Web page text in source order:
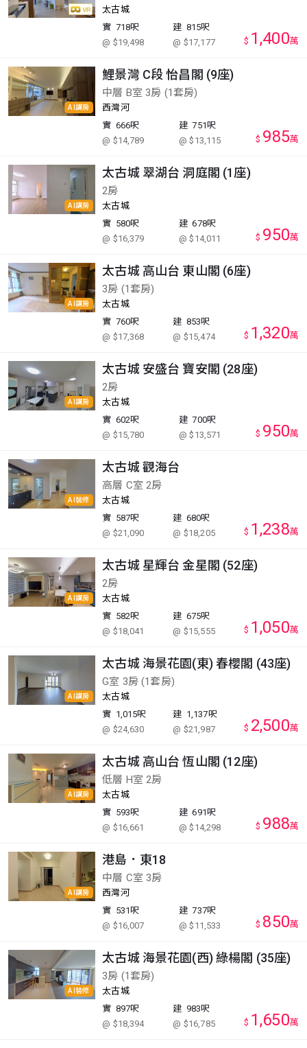
太古城
實 718呎
@ $19,498
建 815呎
@ $17,177
$ 1,400萬
AI講房
鯉景灣 C段 怡昌閣 (9座)
中層 B室 3房 (1套房)
西灣河
實 666呎
@ $14,789
建 751呎
@ $13,115
$ 985萬
AI講房
太古城 翠湖台 洞庭閣 (1座)
2房
太古城
實 580呎
@ $16,379
建 678呎
@ $14,011
$ 950萬
AI講房
太古城 高山台 東山閣 (6座)
3房 (1套房)
太古城
實 760呎
@ $17,368
建 853呎
@ $15,474
$ 1,320萬
AI講房
太古城 安盛台 寶安閣 (28座)
2房
太古城
實 602呎
@ $15,780
建 700呎
@ $13,571
$ 950萬
AI裝修
太古城 觀海台
高層 C室 2房
太古城
實 587呎
@ $21,090
建 680呎
@ $18,205
$ 1,238萬
AI講房
太古城 星輝台 金星閣 (52座)
2房
太古城
實 582呎
@ $18,041
建 675呎
@ $15,555
$ 1,050萬
AI講房
太古城 海景花園(東) 春櫻閣 (43座)
G室 3房 (1套房)
太古城
實 1,015呎
@ $24,630
建 1,137呎
@ $21,987
$ 2,500萬
AI講房
太古城 高山台 恆山閣 (12座)
低層 H室 2房
太古城
實 593呎
@ $16,661
建 691呎
@ $14,298
$ 988萬
AI講房
港島．東18
中層 C室 3房
西灣河
實 531呎
@ $16,007
建 737呎
@ $11,533
$ 850萬
AI裝修
太古城 海景花園(西) 綠楊閣 (35座)
3房 (1套房)
太古城
實 897呎
@ $18,394
建 983呎
@ $16,785
$ 1,650萬